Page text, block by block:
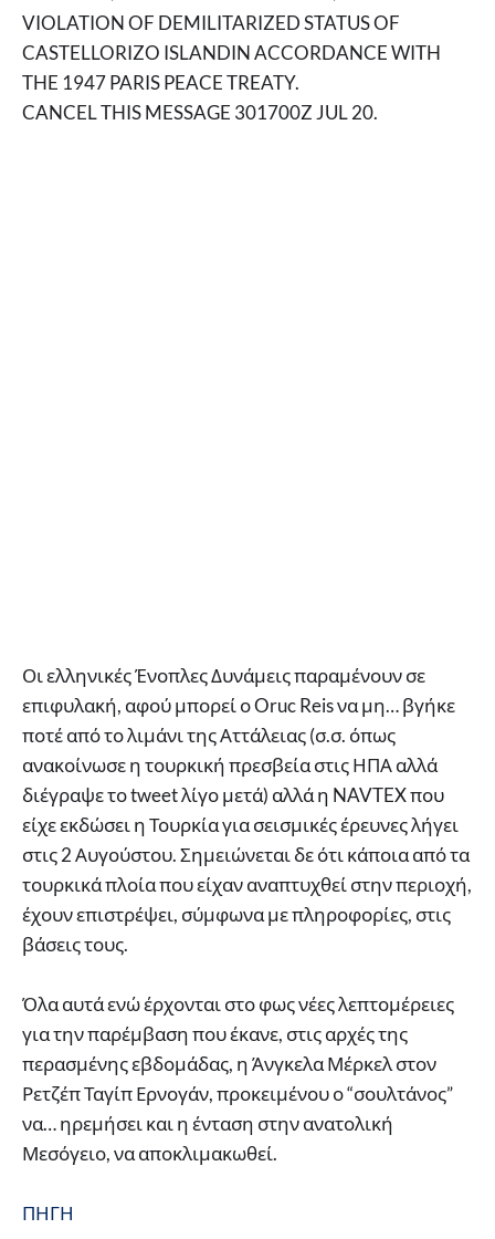
VIOLATION OF DEMILITARIZED STATUS OF
CASTELLORIZO ISLANDIN ACCORDANCE WITH
THE 1947 PARIS PEACE TREATY.
CANCEL THIS MESSAGE 301700Z JUL 20.
Οι ελληνικές Ένοπλες Δυνάμεις παραμένουν σε
επιφυλακή, αφού μπορεί ο Oruc Reis να μη… βγήκε
ποτέ από το λιμάνι της Αττάλειας (σ.σ. όπως
ανακοίνωσε η τουρκική πρεσβεία στις ΗΠΑ αλλά
διέγραψε το tweet λίγο μετά) αλλά η NAVTEX που
είχε εκδώσει η Τουρκία για σεισμικές έρευνες λήγει
στις 2 Αυγούστου. Σημειώνεται δε ότι κάποια από τα
τουρκικά πλοία που είχαν αναπτυχθεί στην περιοχή,
έχουν επιστρέψει, σύμφωνα με πληροφορίες, στις
βάσεις τους.
Όλα αυτά ενώ έρχονται στο φως νέες λεπτομέρειες
για την παρέμβαση που έκανε, στις αρχές της
περασμένης εβδομάδας, η Άνγκελα Μέρκελ στον
Ρετζέπ Ταγίπ Ερνογάν, προκειμένου ο “σουλτάνος”
να… ηρεμήσει και η ένταση στην ανατολική
Μεσόγειο, να αποκλιμακωθεί.
ΠΗΓΗ